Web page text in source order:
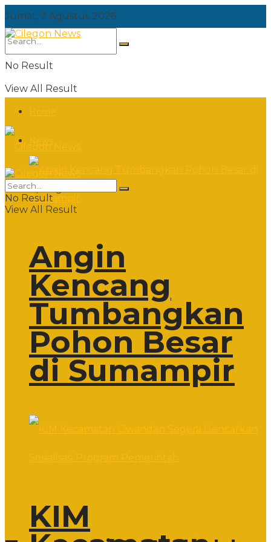
Jumat, 7 Agustus 2026
No Result
View All Result
Angin
Kencang
Tumbangkan
Pohon Besar
di Sumampir
KIM
Jumat, 7 Agustus 2026
No Result
View All Result